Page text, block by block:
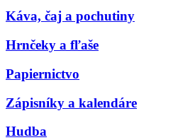
Káva, čaj a pochutiny
Hrnčeky a fľaše
Papiernictvo
Zápisníky a kalendáre
Hudba